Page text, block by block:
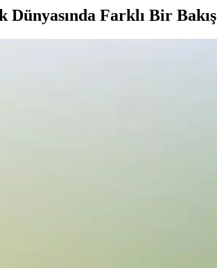
Dünyasında Farklı Bir Bakış